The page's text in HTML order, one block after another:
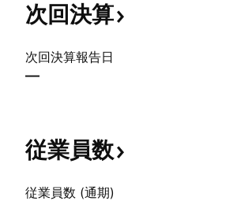
次回決算
次回決算報告日
—
従業員数
従業員数 (通期)